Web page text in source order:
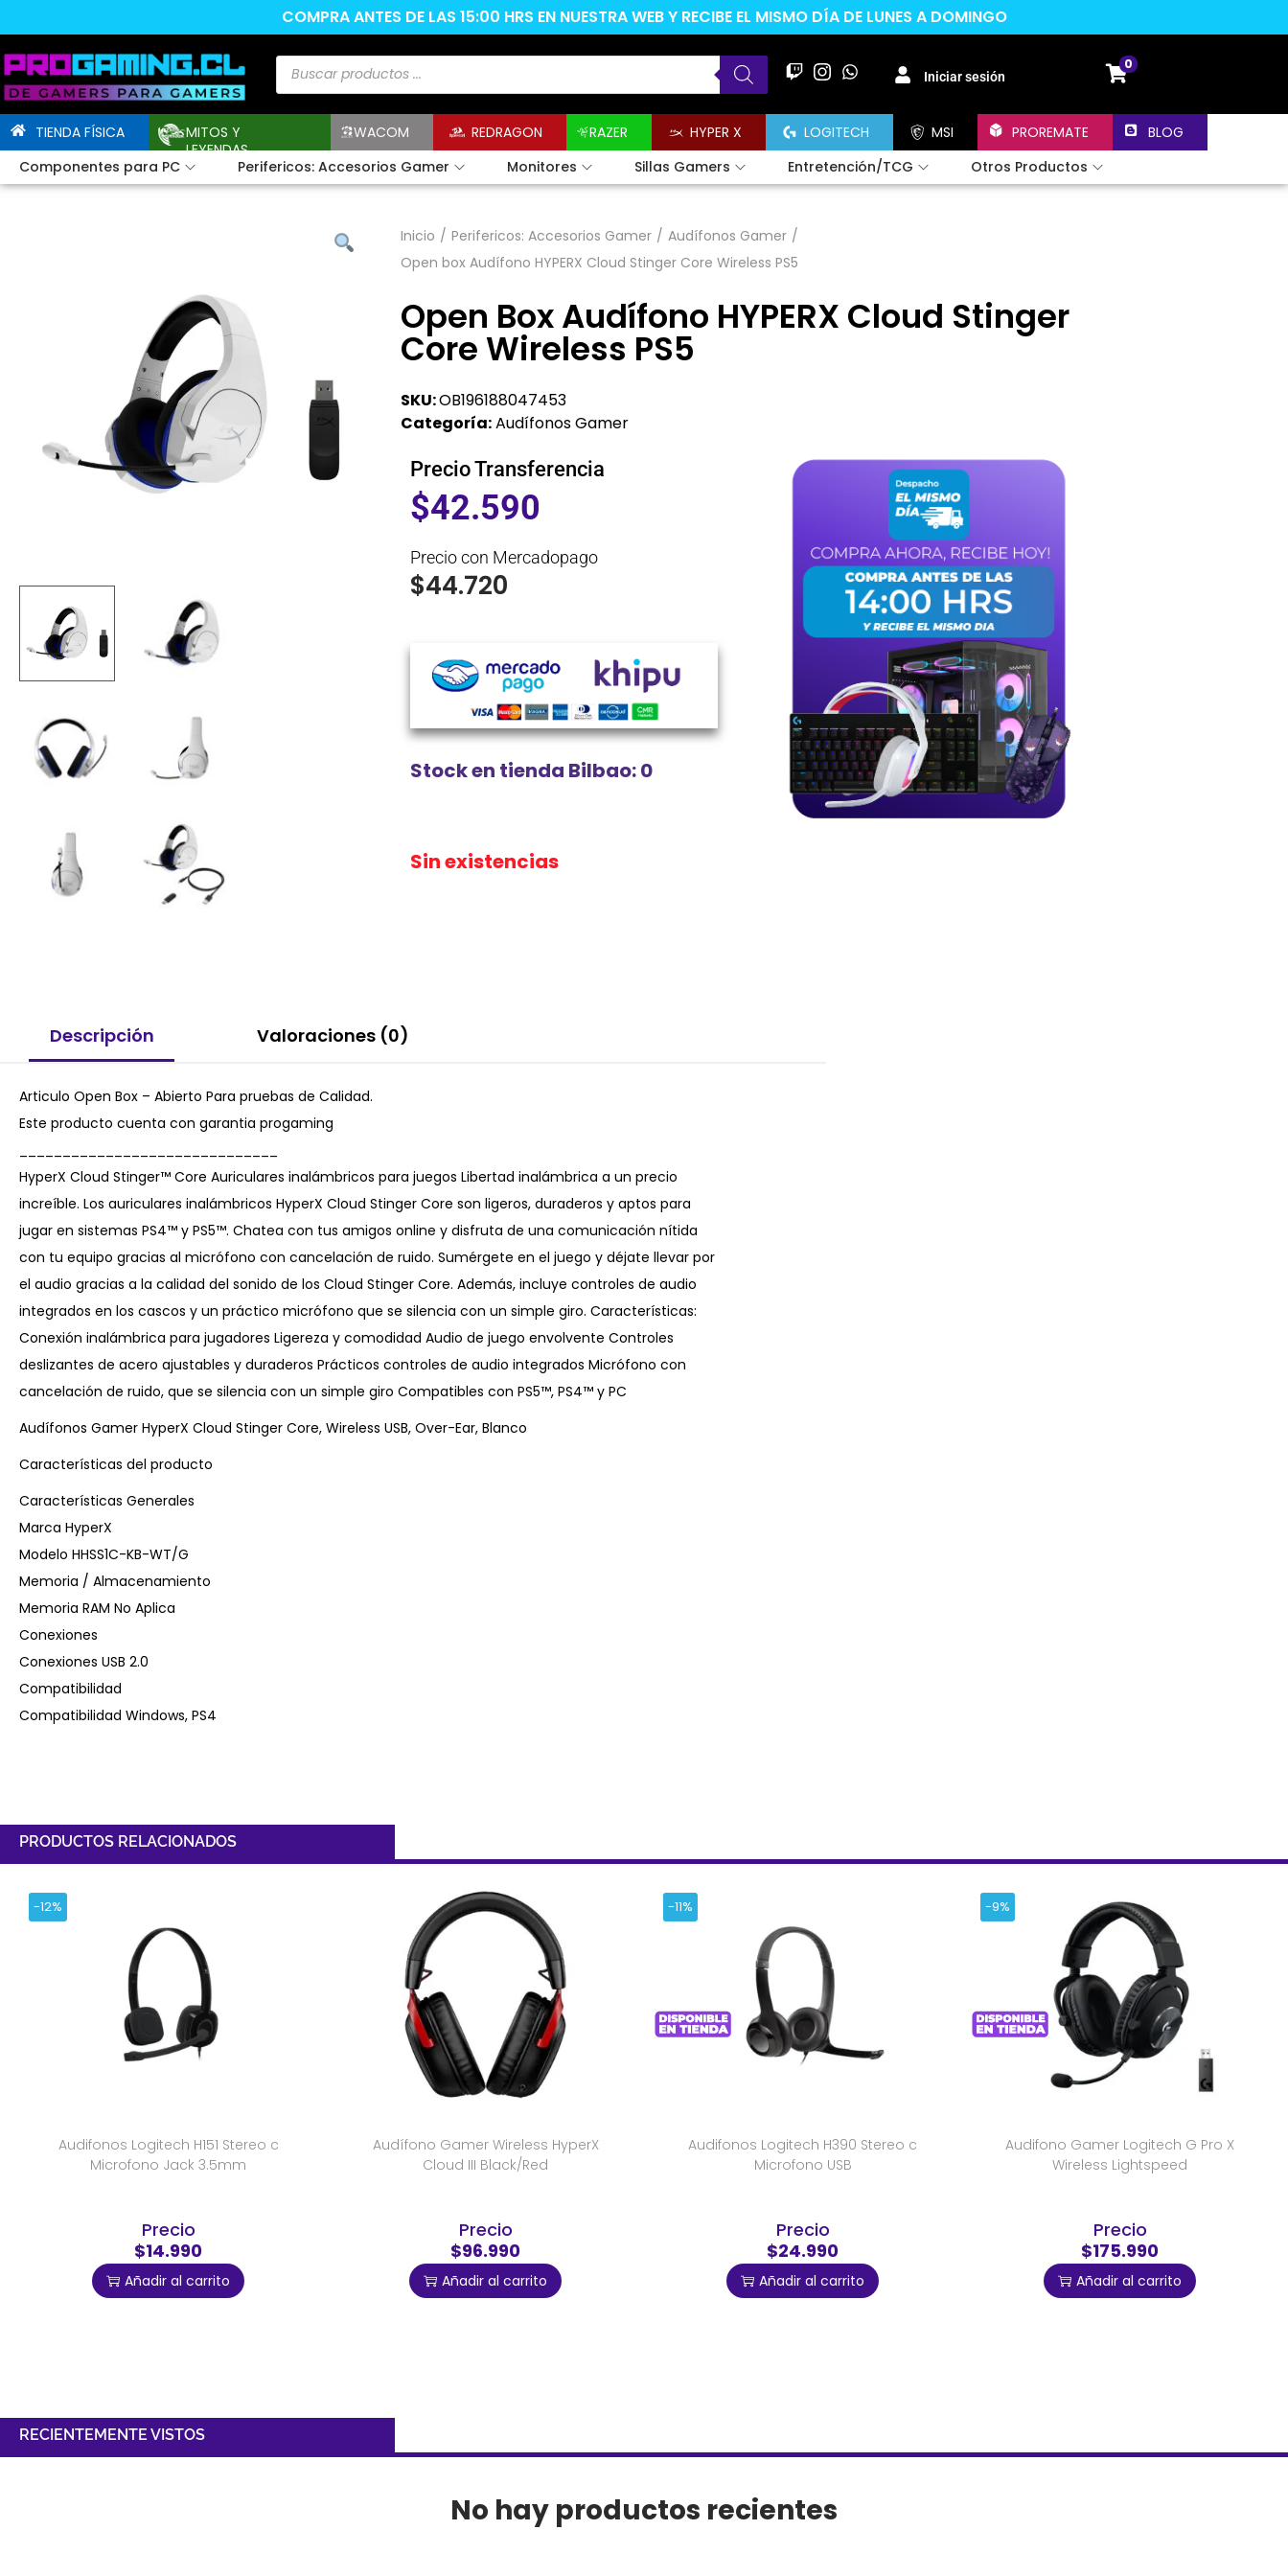
COMPRA ANTES DE LAS 15:00 HRS EN NUESTRA WEB Y RECIBE EL MISMO DÍA DE LUNES A DOMINGO
Iniciar sesión
0
TIENDA FÍSICA
MITOS Y
LEYENDAS
WACOM REDRAGON RAZER HYPER X LOGITECH MSI PROREMATE
BLOG
Componentes para PC
Perifericos: Accesorios Gamer Monitores Sillas Gamers Entretención/TCG Otros Productos
Inicio / Perifericos: Accesorios Gamer / Audífonos Gamer /
Open box Audífono HYPERX Cloud Stinger Core Wireless PS5
Open Box Audífono HYPERX Cloud Stinger
Core Wireless PS5
SKU:OB196188047453
Categoría:Audífonos Gamer
Precio Transferencia
$42.590
Precio con Mercadopago
$44.720
Stock en tienda Bilbao: 0
Sin existencias
Descripción Valoraciones (0)
Articulo Open Box – Abierto Para pruebas de Calidad.
Este producto cuenta con garantia progaming
HyperX Cloud Stinger™ Core Auriculares inalámbricos para juegos Libertad inalámbrica a un precio
increíble. Los auriculares inalámbricos HyperX Cloud Stinger Core son ligeros, duraderos y aptos para
jugar en sistemas PS4™ y PS5™. Chatea con tus amigos online y disfruta de una comunicación nítida
con tu equipo gracias al micrófono con cancelación de ruido. Sumérgete en el juego y déjate llevar por
el audio gracias a la calidad del sonido de los Cloud Stinger Core. Además, incluye controles de audio
integrados en los cascos y un práctico micrófono que se silencia con un simple giro. Características:
Conexión inalámbrica para jugadores Ligereza y comodidad Audio de juego envolvente Controles
deslizantes de acero ajustables y duraderos Prácticos controles de audio integrados Micrófono con
cancelación de ruido, que se silencia con un simple giro Compatibles con PS5™, PS4™ y PC
Audífonos Gamer HyperX Cloud Stinger Core, Wireless USB, Over-Ear, Blanco
Características del producto
Características Generales
Marca HyperX
Modelo HHSS1C-KB-WT/G
Memoria / Almacenamiento
Memoria RAM No Aplica
Conexiones
Conexiones USB 2.0
Compatibilidad
Compatibilidad Windows, PS4
PRODUCTOS RELACIONADOS
-12%
Audifonos Logitech H151 Stereo c
Microfono Jack 3.5mm
Precio
$14.990
Añadir al carrito
Audífono Gamer Wireless HyperX
Cloud III Black/Red
Precio
$96.990
Añadir al carrito
-11%
Audifonos Logitech H390 Stereo c
Microfono USB
Precio
$24.990
Añadir al carrito
-9%
Audifono Gamer Logitech G Pro X
Wireless Lightspeed
Precio
$175.990
Añadir al carrito
RECIENTEMENTE VISTOS
No hay productos recientes